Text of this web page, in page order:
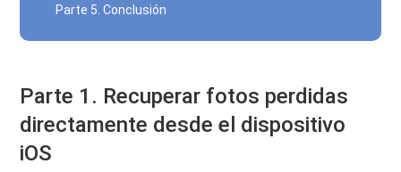
Parte 5. Conclusión
Parte 1. Recuperar fotos perdidas
directamente desde el dispositivo
iOS